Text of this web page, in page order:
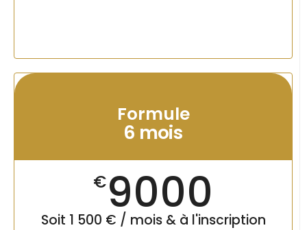
Formule
6 mois
€9000
Soit 1 500 € / mois & à l'inscription